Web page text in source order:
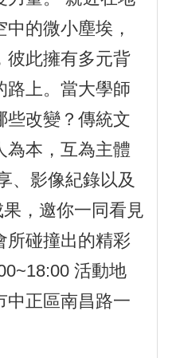
的微小塵埃，
彼此擁有多元背
路上。當大學師
些改變？傳統文
為本，互為主體
、影像紀錄以及
，邀你一同看見
所碰撞出的精彩
活動地
中正區南昌路一